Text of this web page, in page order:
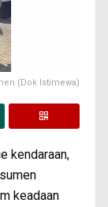
(Dok Istimewa)
kendaraan,
keadaan